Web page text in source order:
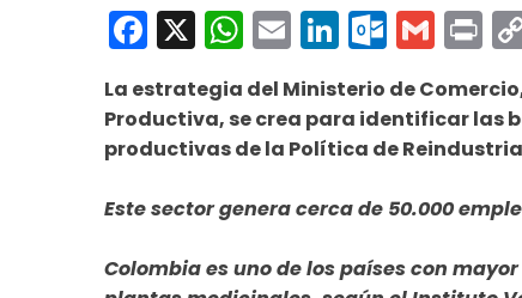
Facebook
X WhatsApp
EmailLinkedIn
La estrategia del Ministerio de
Productiva, se crea para identificar las
productivas de la Política de
Este sector genera cerca de 50.000
Colombia es uno de los países con